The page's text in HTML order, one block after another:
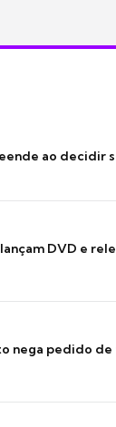
ao decidir
DVD e
nega pedido de